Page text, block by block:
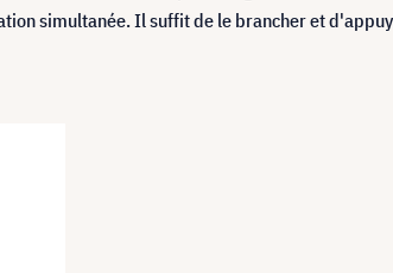
simultanée. Il suffit de le brancher et